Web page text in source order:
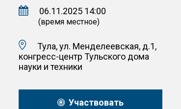
06.11.2025 14:00
(время местное)
Тула, ул. Менделеевская, д.1,
конгресс-центр Тульского дома
науки и техники
Участвовать